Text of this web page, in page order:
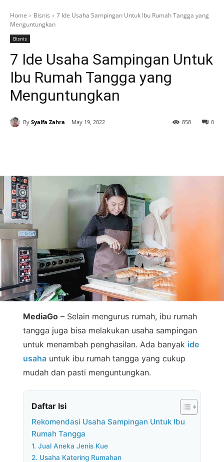
Home Bisnis
7 Ide Usaha Sampingan Untuk Ibu Rumah Tangga yang
Menguntungkan
Bisnis
7 Ide Usaha Sampingan Untuk
Ibu Rumah Tangga yang
Menguntungkan
By Syalfa Zahra May 19, 2022 0
858
MediaGo – Selain mengurus rumah, ibu rumah
tangga juga bisa melakukan usaha sampingan
untuk menambah penghasilan. Ada banyak ide
usaha untuk ibu rumah tangga yang cukup
mudah dan pasti menguntungkan.
Daftar Isi
Rekomendasi Usaha Sampingan Untuk Ibu
Rumah Tangga
1. Jual Aneka Jenis Kue
2. Usaha Katering Rumahan